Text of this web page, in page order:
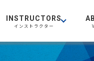
INSTRUCTORS
インストラクター